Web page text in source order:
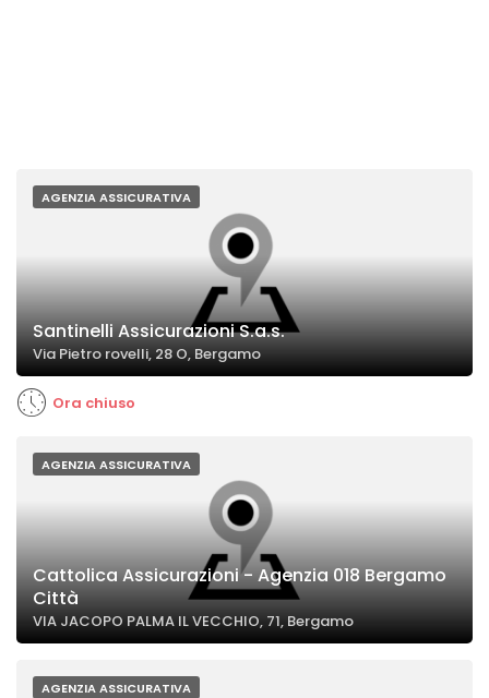
AGENZIA ASSICURATIVA
Santinelli Assicurazioni S.a.s.
Via Pietro rovelli, 28 O, Bergamo
Ora chiuso
AGENZIA ASSICURATIVA
Cattolica Assicurazioni - Agenzia 018 Bergamo
Città
VIA JACOPO PALMA IL VECCHIO, 71, Bergamo
AGENZIA ASSICURATIVA